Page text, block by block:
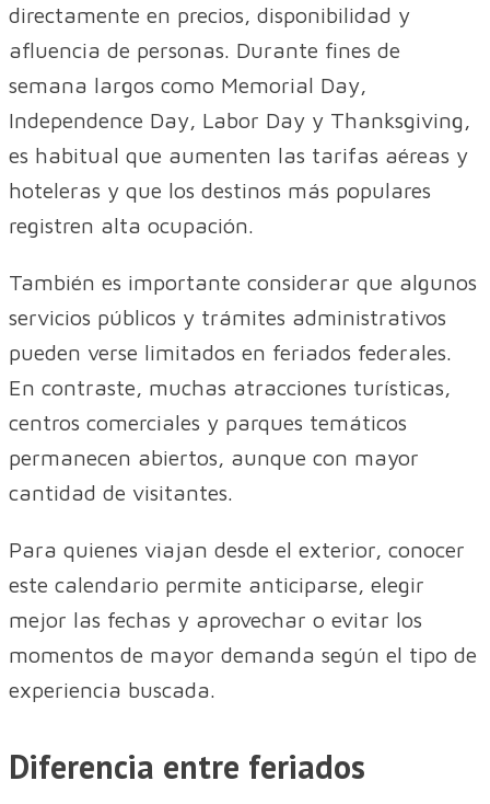
directamente en precios, disponibilidad y
afluencia de personas. Durante fines de
semana largos como Memorial Day,
Independence Day, Labor Day y Thanksgiving,
es habitual que aumenten las tarifas aéreas y
hoteleras y que los destinos más populares
registren alta ocupación.
También es importante considerar que algunos
servicios públicos y trámites administrativos
pueden verse limitados en feriados federales.
En contraste, muchas atracciones turísticas,
centros comerciales y parques temáticos
permanecen abiertos, aunque con mayor
cantidad de visitantes.
Para quienes viajan desde el exterior, conocer
este calendario permite anticiparse, elegir
mejor las fechas y aprovechar o evitar los
momentos de mayor demanda según el tipo de
experiencia buscada.
Diferencia entre feriados